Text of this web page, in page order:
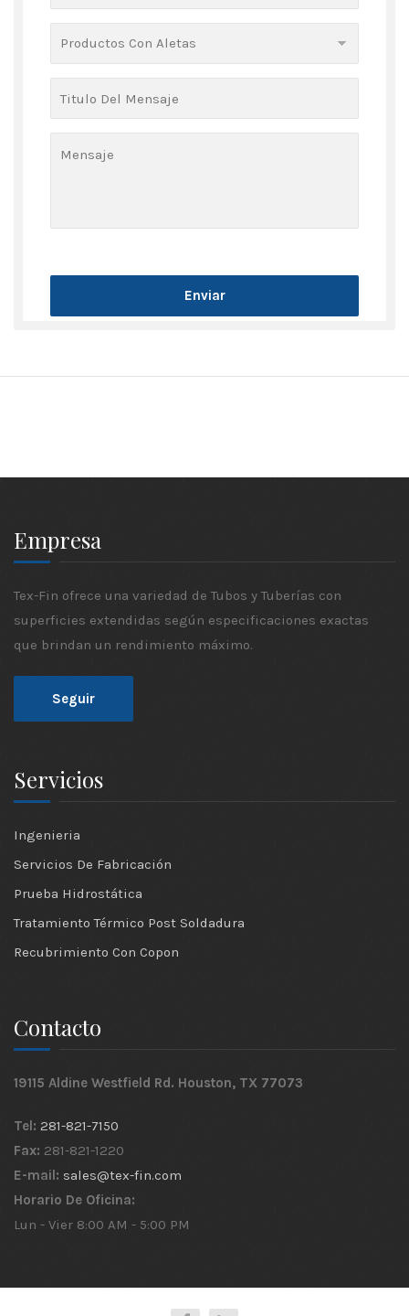
Empresa
Tex-Fin ofrece una variedad de Tubos y Tuberías con
superficies extendidas según especificaciones exactas
que brindan un rendimiento máximo.
Seguir
Servicios
Ingenieria
Servicios De Fabricación
Prueba Hidrostática
Tratamiento Térmico Post Soldadura
Recubrimiento Con Copon
Contacto
19115 Aldine Westfield Rd. Houston, TX 77073
Tel: 281-821-7150
Fax: 281-821-1220
E-mail: sales@tex-fin.com
Horario De Oficina:
Lun - Vier 8:00 AM - 5:00 PM